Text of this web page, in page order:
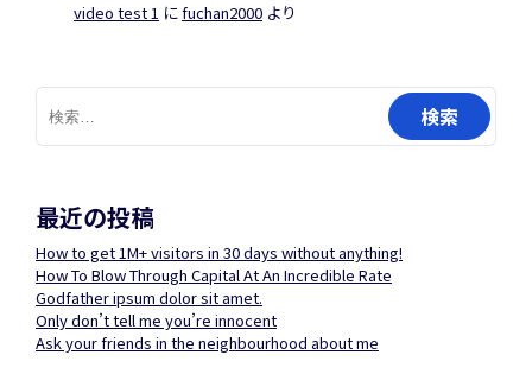
video test 1 にfuchan2000 より
検
索:
最近の投稿
How to get 1M+ visitors in 30 days without anything!
How To Blow Through Capital At An Incredible Rate
Godfather ipsum dolor sit amet.
Only don’t tell me you’re innocent
Ask your friends in the neighbourhood about me